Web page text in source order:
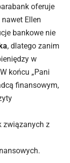
oferuje
Ellen
bankowe nie
, dlatego zanim
w
końcu „Pani
finansowym,
związanych z